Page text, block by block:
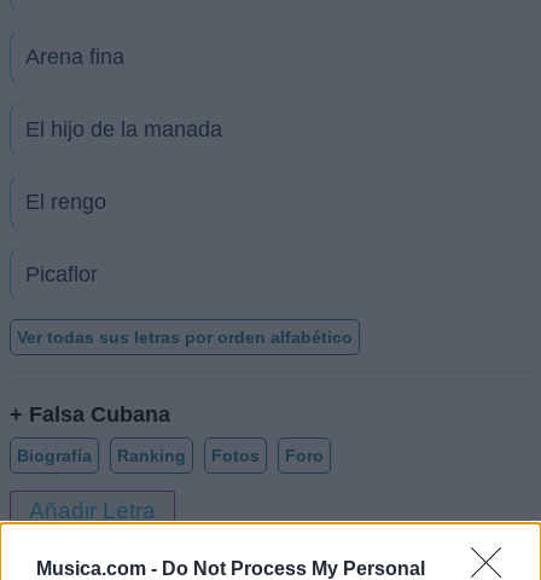
Musica.com - Do Not Process My Personal
Arena fina
El hijo de la manada
El rengo
Picaflor
Ver todas sus letras por orden alfabético
+ Falsa Cubana
Biografía Ranking Fotos Foro
Añadir Letra